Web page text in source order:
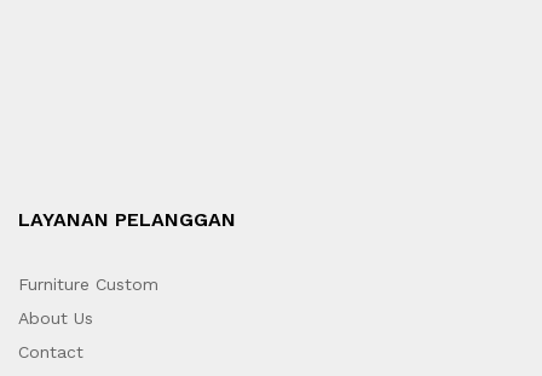
LAYANAN PELANGGAN
Furniture Custom
About Us
Contact